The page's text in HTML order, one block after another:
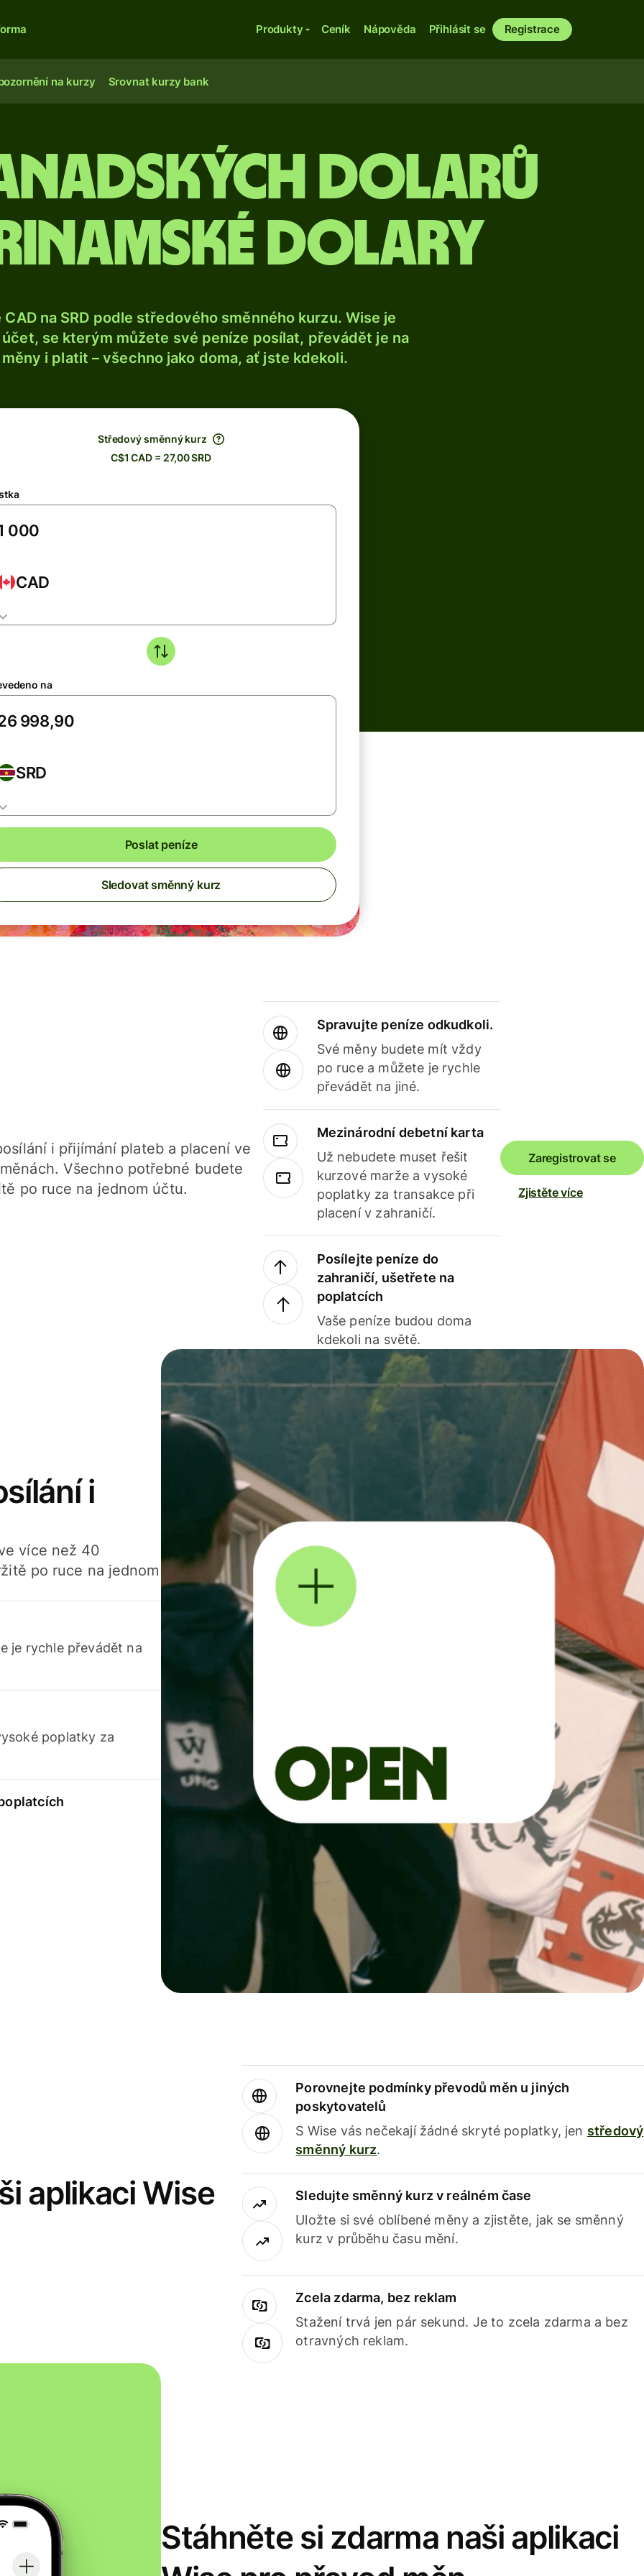
Produkty Ceník Nápověda Přihlásit se Registrace
na kurzy Srovnat kurzy bank
dolarů
dolary
na SRD podle středového směnného kurzu. Wise je
se kterým můžete své peníze posílat, převádět je na
i platit – všechno jako doma, ať jste kdekoli.
Středový směnný kurz
C$1 CAD = 27,00 SRD
CAD
na
SRD
Poslat peníze
Sledovat směnný kurz
i přijímání plateb a placení ve
Všechno potřebné budete
po ruce na jednom účtu.
Spravujte peníze odkudkoli.
Své měny budete mít vždy
po ruce a můžete je rychle
převádět na jiné.
Mezinárodní debetní karta
Už nebudete muset řešit
kurzové marže a vysoké
poplatky za transakce při
placení v zahraničí.
Posílejte peníze do
zahraničí, ušetřete na
poplatcích
Vaše peníze budou doma
kdekoli na světě.
Zaregistrovat se
Zjistěte více
i
více než 40
po ruce na jednom
je rychle převádět na
poplatky za
aplikaci Wise
Porovnejte podmínky převodů měn u jiných
poskytovatelů
S Wise vás nečekají žádné skryté poplatky, jen středový
směnný kurz.
Sledujte směnný kurz v reálném čase
Uložte si své oblíbené měny a zjistěte, jak se směnný
kurz v průběhu času mění.
Zcela zdarma, bez reklam
Stažení trvá jen pár sekund. Je to zcela zdarma a bez
otravných reklam.
Stáhněte si zdarma naši aplikaci